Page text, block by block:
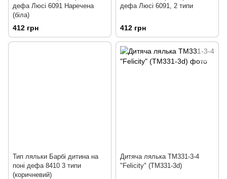
дефа Люсі 6091 Наречена
(біла)
412 грн
дефа Люсі 6091, 2 типи
412 грн
Тип ляльки Барбі дитина на
поні дефа 8410 3 типи
(коричневий)
Дитяча лялька TM331-3-4
"Felicity" (TM331-3d)